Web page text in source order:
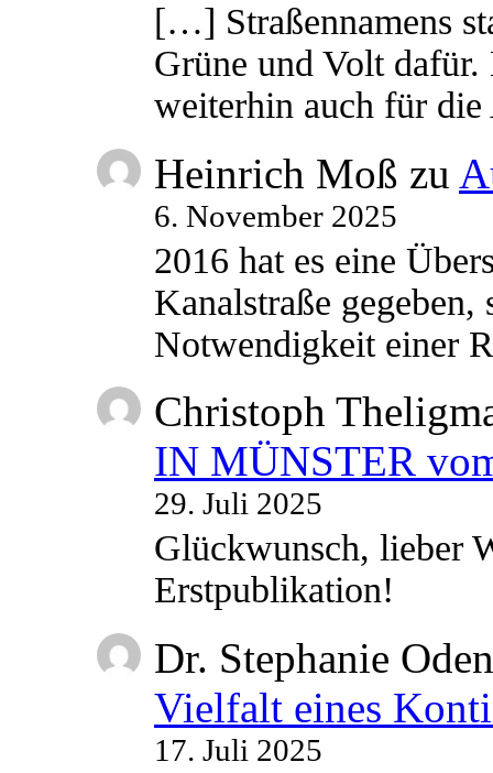
[…] Straßennamens
Grüne und Volt
weiterhin auch für
Heinrich Moß zu
6. November 2025
2016 hat es eine
Kanalstraße
Notwendigkeit einer
Christoph
IN MÜNSTER
29. Juli 2025
Glückwunsch, lieber
Erstpublikation!
Dr. Stephanie
Vielfalt eines
17. Juli 2025